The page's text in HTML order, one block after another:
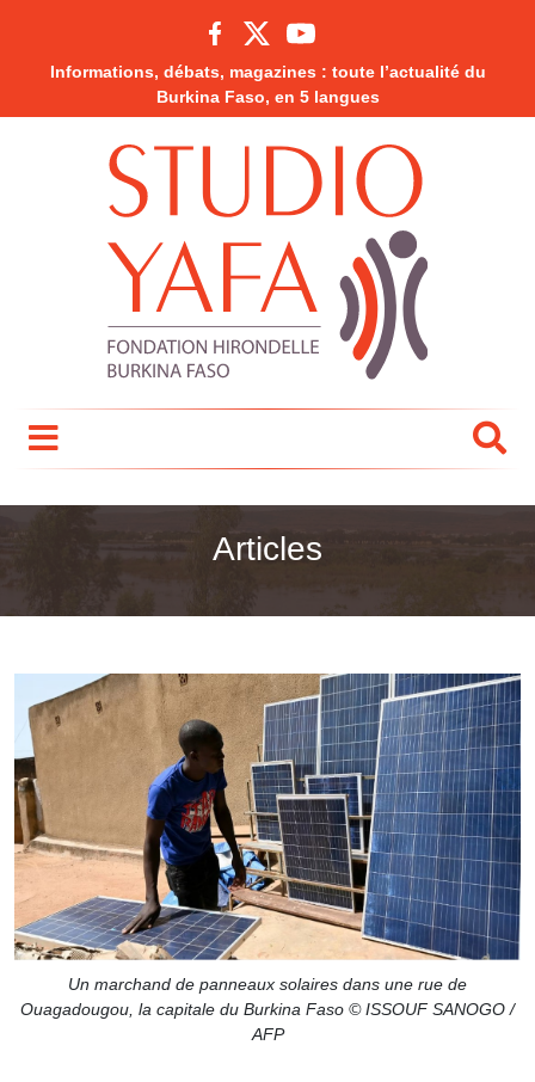
Informations, débats, magazines : toute l’actualité du
Burkina Faso, en 5 langues
Articles
Un marchand de panneaux solaires dans une rue de
Ouagadougou, la capitale du Burkina Faso © ISSOUF SANOGO /
AFP